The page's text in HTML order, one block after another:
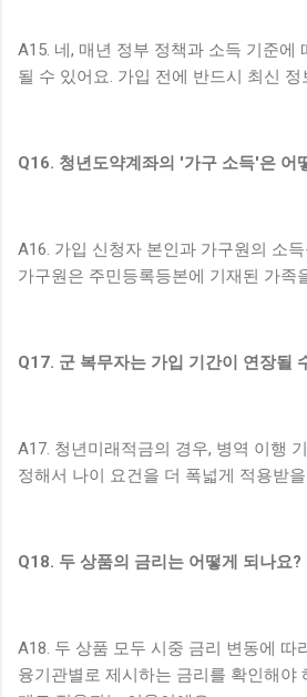
A15. 네, 매년 정부 정책과 소득 기준에
될 수 있어요. 가입 전에 반드시 최신
Q16. 청년도약계좌의 '가구 소득'은 어
A16. 가입 신청자 본인과 가구원의 소
가구원은 주민등록등본에 기재된 가족
Q17. 군 복무자는 가입 기간이 연장될
A17. 청년미래적금의 경우, 병역 이행
정해서 나이 요건을 더 폭넓게 적용받
Q18. 두 상품의 금리는 어떻게 되나요?
A18. 두 상품 모두 시중 금리 변동에 따
융기관별로 제시하는 금리를 확인해야